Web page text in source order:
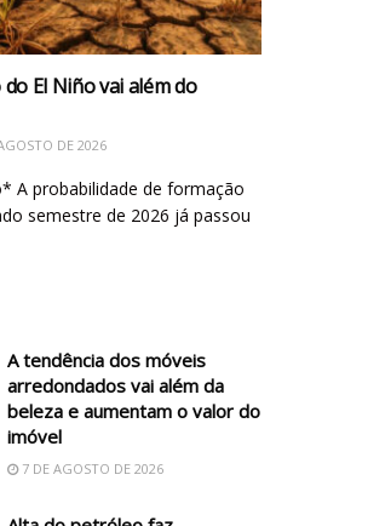
El Niño vai além do
DE 2026
A probabilidade de formação
semestre de 2026 já passou
A tendência dos móveis
arredondados vai além da
beleza e aumentam o valor do
imóvel
7 DE AGOSTO DE 2026